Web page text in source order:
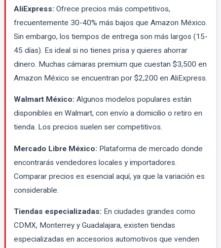
AliExpress: Ofrece precios más competitivos,
frecuentemente 30-40% más bajos que Amazon México.
Sin embargo, los tiempos de entrega son más largos (15-
45 días). Es ideal si no tienes prisa y quieres ahorrar
dinero. Muchas cámaras premium que cuestan $3,500 en
Amazon México se encuentran por $2,200 en AliExpress.
Walmart México: Algunos modelos populares están
disponibles en Walmart, con envío a domicilio o retiro en
tienda. Los precios suelen ser competitivos.
Mercado Libre México: Plataforma de mercado donde
encontrarás vendedores locales y importadores.
Comparar precios es esencial aquí, ya que la variación es
considerable.
Tiendas especializadas: En ciudades grandes como
CDMX, Monterrey y Guadalajara, existen tiendas
especializadas en accesorios automotivos que venden